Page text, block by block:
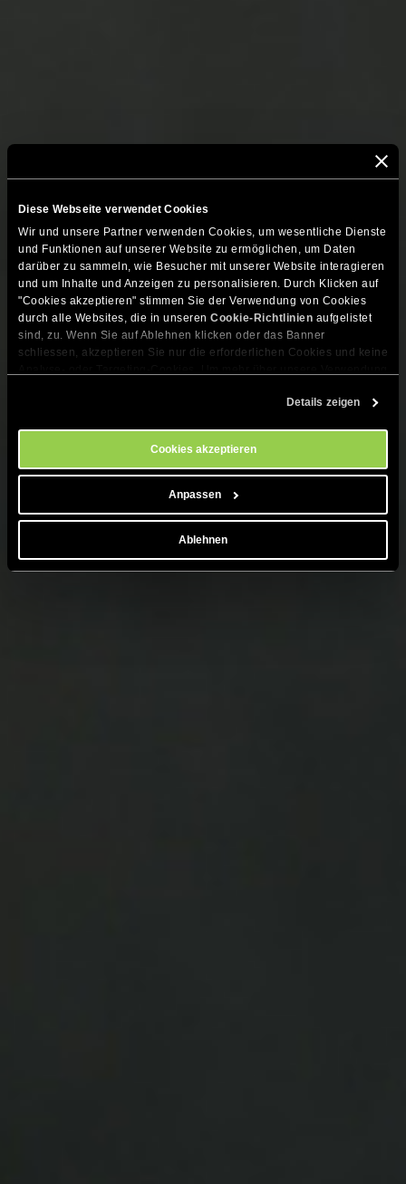
Diese Webseite verwendet Cookies
Wir und unsere Partner verwenden Cookies, um wesentliche Dienste
und Funktionen auf unserer Website zu ermöglichen, um Daten
darüber zu sammeln, wie Besucher mit unserer Website interagieren
und um Inhalte und Anzeigen zu personalisieren. Durch Klicken auf
"Cookies akzeptieren" stimmen Sie der Verwendung von Cookies
durch alle Websites, die in unseren Cookie-Richtlinien aufgelistet
sind, zu. Wenn Sie auf Ablehnen klicken oder das Banner
schliessen, akzeptieren Sie nur die erforderlichen Cookies und keine
. Sie können Ihre Cookie-Einstellungen jederzeit im
Details zeigen
Cookies akzeptieren
Anpassen
Ablehnen